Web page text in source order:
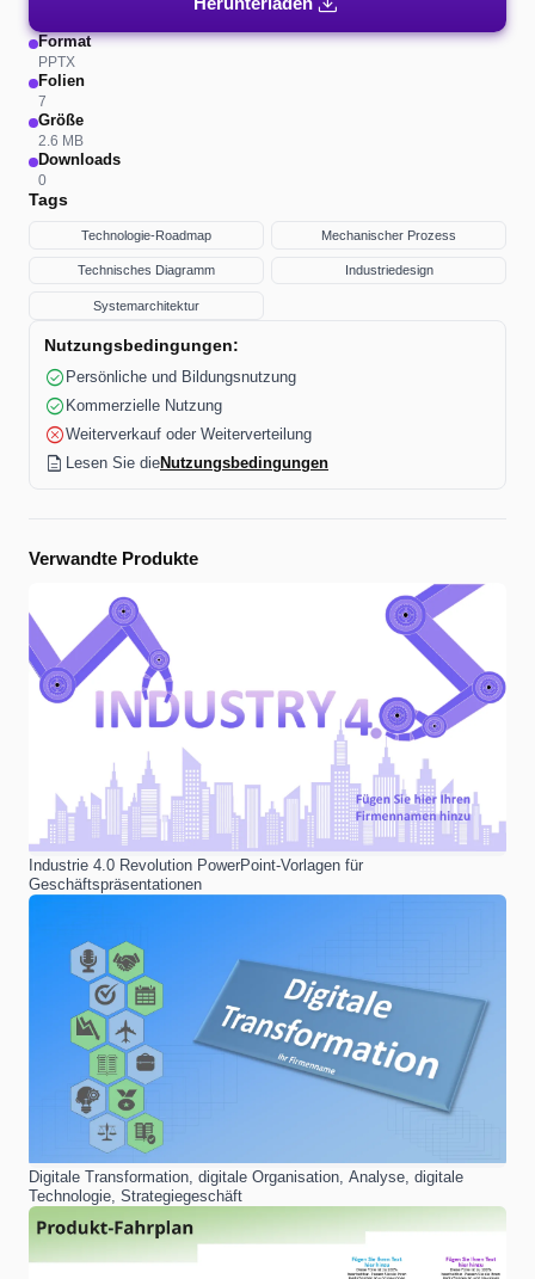
Format
PPTX
Folien
7
Größe
2.6 MB
Downloads
0
Tags
Technologie-Roadmap Mechanischer Prozess
Technisches Diagramm Industriedesign
Systemarchitektur
Nutzungsbedingungen:
check_circle Persönliche und Bildungsnutzung
check_circle Kommerzielle Nutzung
cancelWeiterverkauf oder Weiterverteilung
description Lesen Sie dieNutzungsbedingungen
Verwandte Produkte
Industrie 4.0 Revolution PowerPoint-Vorlagen für
Geschäftspräsentationen
Digitale Transformation, digitale Organisation, Analyse, digitale
Technologie, Strategiegeschäft